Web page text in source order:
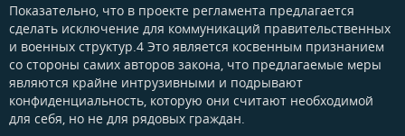
Показательно, что в проекте регламента предлагается
сделать исключение для коммуникаций правительственных
и военных структур.4 Это является косвенным признанием
со стороны самих авторов закона, что предлагаемые меры
являются крайне интрузивными и подрывают
конфиденциальность, которую они считают необходимой
для себя, но не для рядовых граждан.